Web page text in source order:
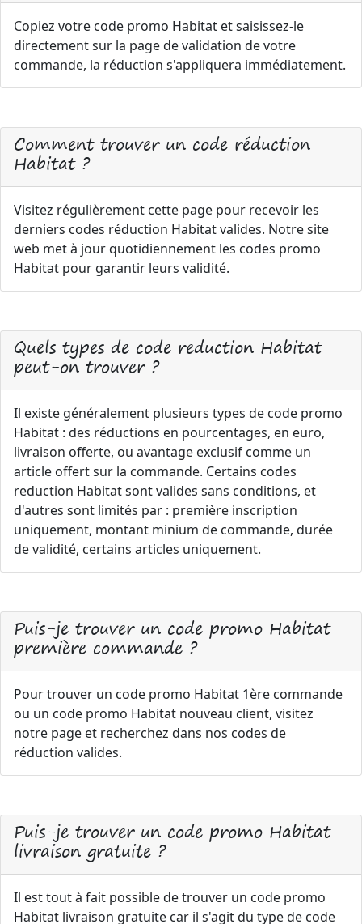
Copiez votre code promo Habitat et saisissez-le
directement sur la page de validation de votre
commande, la réduction s'appliquera immédiatement.
Comment trouver un code réduction
Habitat ?
Visitez régulièrement cette page pour recevoir les
derniers codes réduction Habitat valides. Notre site
web met à jour quotidiennement les codes promo
Habitat pour garantir leurs validité.
Quels types de code reduction Habitat
peut-on trouver ?
Il existe généralement plusieurs types de code promo
Habitat : des réductions en pourcentages, en euro,
livraison offerte, ou avantage exclusif comme un
article offert sur la commande. Certains codes
reduction Habitat sont valides sans conditions, et
d'autres sont limités par : première inscription
uniquement, montant minium de commande, durée
de validité, certains articles uniquement.
Puis-je trouver un code promo Habitat
première commande ?
Pour trouver un code promo Habitat 1ère commande
ou un code promo Habitat nouveau client, visitez
notre page et recherchez dans nos codes de
réduction valides.
Puis-je trouver un code promo Habitat
livraison gratuite ?
Il est tout à fait possible de trouver un code promo
Habitat livraison gratuite car il s'agit du type de code